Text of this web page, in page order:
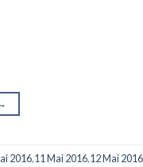
2016,11 Mai 2016,12 Mai 2016